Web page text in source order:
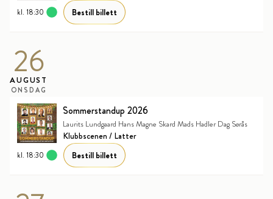
kl. 18:30 Bestill billett
26
AUGUST
ONSDAG
Sommerstandup 2026
Laurits Lundgaard Hans Magne Skard Mads Hadler Dag Sørås
Klubbscenen / Latter
kl. 18:30 Bestill billett